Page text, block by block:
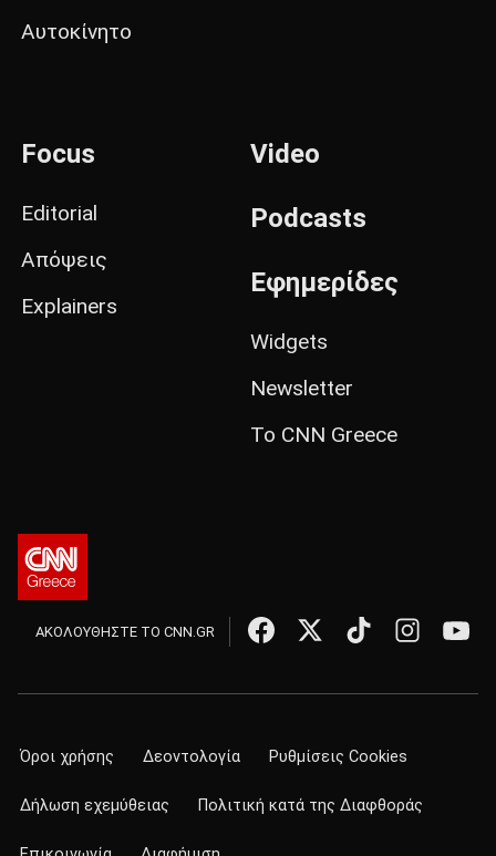
Αυτοκίνητο
Focus
Editorial
Απόψεις
Explainers
Video
Podcasts
Εφημερίδες
Widgets
Newsletter
Το CNN Greece
ΑΚΟΛΟΥΘΗΣΤΕ ΤΟ CNN.GR
Όροι χρήσης Δεοντολογία Ρυθμίσεις Cookies
Δήλωση εχεμύθειας Πολιτική κατά της Διαφθοράς